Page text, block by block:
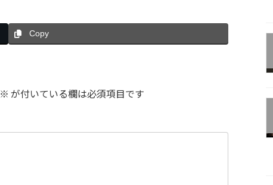
Copy
※ が付いている欄は必須項目です